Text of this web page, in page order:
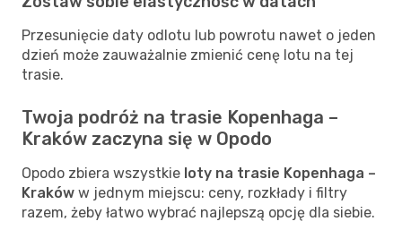
Przesunięcie daty odlotu lub powrotu nawet o jeden
dzień może zauważalnie zmienić cenę lotu na tej
trasie.
Twoja podróż na trasie Kopenhaga –
Kraków zaczyna się w Opodo
Opodo zbiera wszystkie loty na trasie Kopenhaga –
Kraków w jednym miejscu: ceny, rozkłady i filtry
razem, żeby łatwo wybrać najlepszą opcję dla siebie.